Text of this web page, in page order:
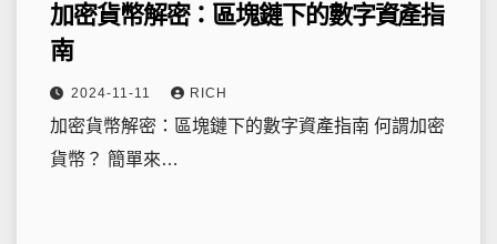
加密貨幣解密：區塊鏈下的數字資產指
南
2024-11-11 RICH
加密貨幣解密：區塊鏈下的數字資產指南 何謂加密
貨幣？ 簡單來…